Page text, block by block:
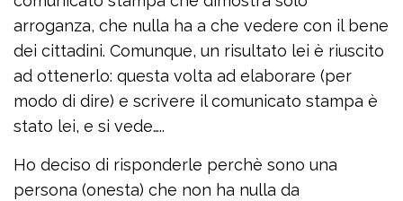
arroganza, che nulla ha a che vedere con il bene
dei cittadini. Comunque, un risultato lei è riuscito
ad ottenerlo: questa volta ad elaborare (per
modo di dire) e scrivere il comunicato stampa è
stato lei, e si vede…..
Ho deciso di risponderle perchè sono una
persona (onesta) che non ha nulla da